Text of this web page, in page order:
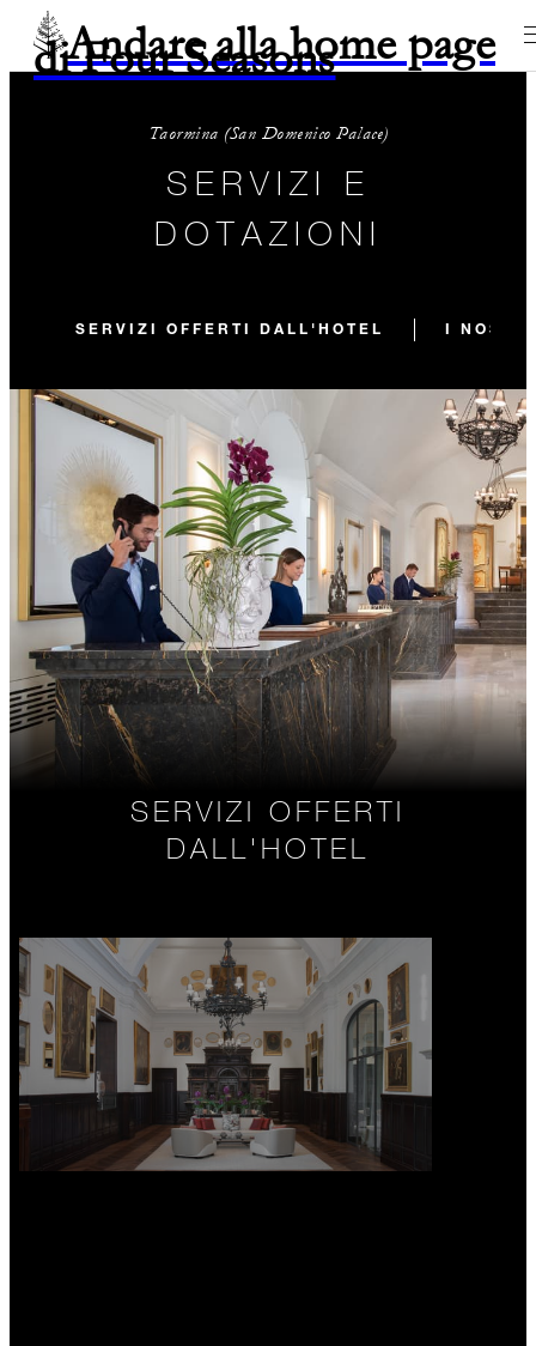
Andare alla home page
di Four Seasons
Taormina (San Domenico Palace)
SERVIZI E
DOTAZIONI
SERVIZI OFFERTI DALL'HOTEL I
SERVIZI OFFERTI
DALL'HOTEL